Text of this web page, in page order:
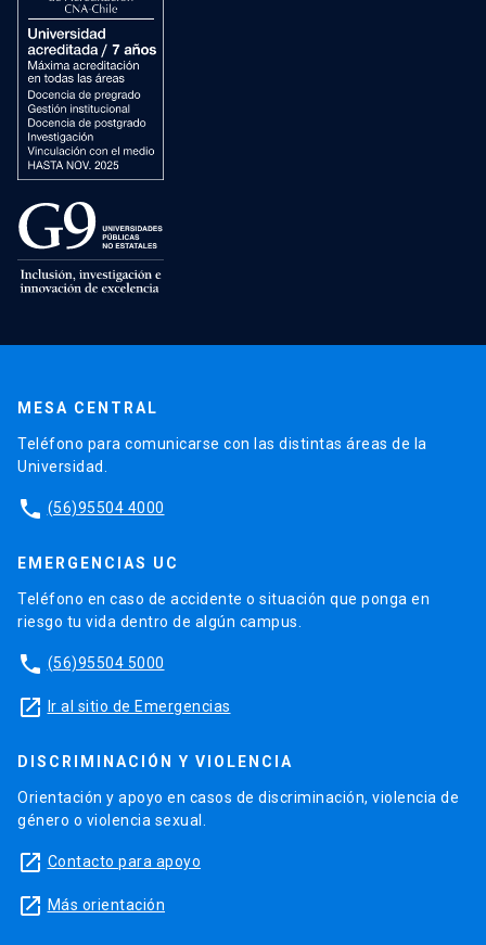
MESA CENTRAL
Teléfono para comunicarse con las distintas áreas de la
Universidad.
phone (56)95504 4000
EMERGENCIAS UC
Teléfono en caso de accidente o situación que ponga en
riesgo tu vida dentro de algún campus.
phone (56)95504 5000
launch Ir al sitio de Emergencias
DISCRIMINACIÓN Y VIOLENCIA
Orientación y apoyo en casos de discriminación, violencia de
género o violencia sexual.
launch Contacto para apoyo
launch Más orientación